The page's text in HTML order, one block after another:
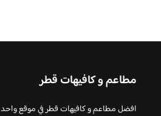
مطاعم و كافيهات قطر
افضل مطاعم و كافيهات قطر في موقع